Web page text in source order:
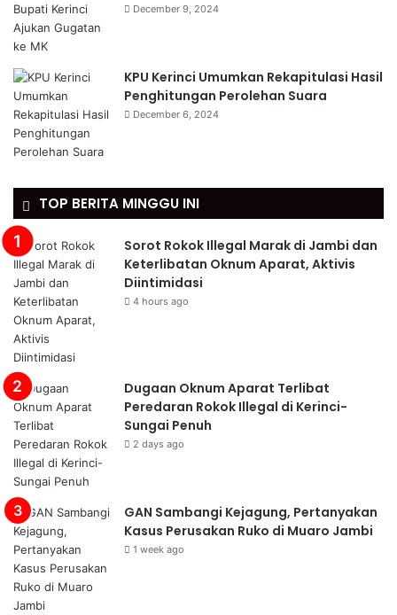
December 9, 2024
KPU Kerinci Umumkan Rekapitulasi Hasil
Penghitungan Perolehan Suara
December 6, 2024
TOP BERITA MINGGU INI
Sorot Rokok Illegal Marak di Jambi dan
Keterlibatan Oknum Aparat, Aktivis
Diintimidasi
4 hours ago
Dugaan Oknum Aparat Terlibat
Peredaran Rokok Illegal di Kerinci-
Sungai Penuh
2 days ago
GAN Sambangi Kejagung, Pertanyakan
Kasus Perusakan Ruko di Muaro Jambi
1 week ago